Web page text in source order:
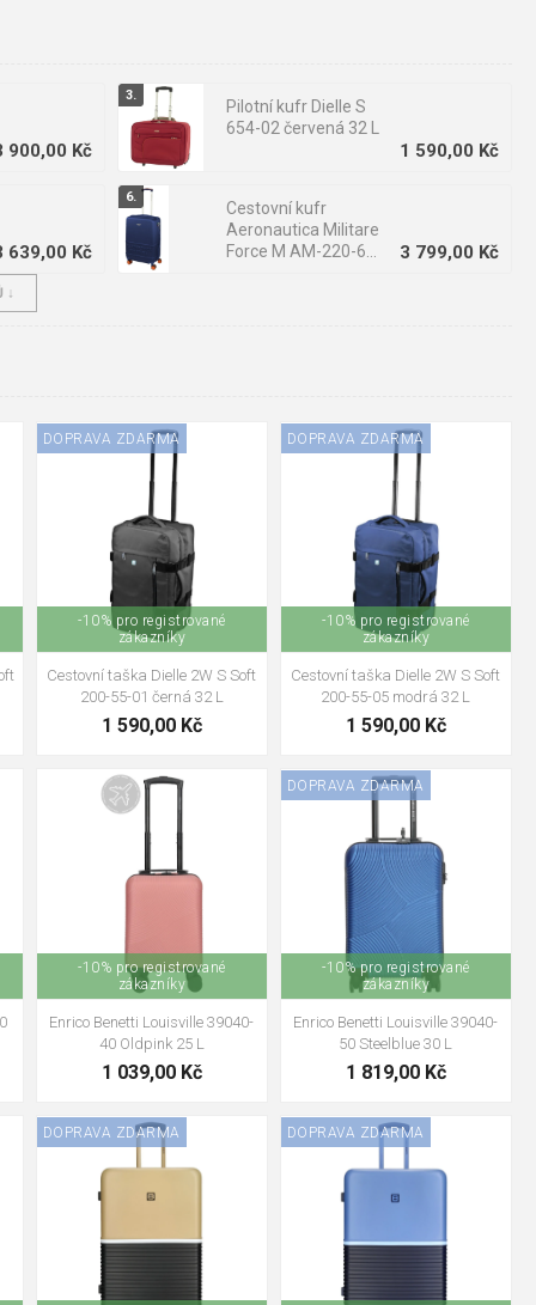
velký kufr s dostatečným objemem.
nárazy a vlhkostí.Textilní kufryjsou naopak pružnější, často
TSA zámkem a pevnou teleskopickou rukojetí. Právě
vlastní hmotnost kufru – každý ušetřený kilogram znamená
kufr 56–66 cm a na delší pobyty velký kufr 67–81 cm.
900,00 Kč
Pilotní kufr Dielle S
654-02 červená 32 L
1 590,00 Kč
639,00 Kč
Cestovní kufr
Aeronautica Militare
Force M AM-220-60-
3 799,00 Kč
↓
DOPRAVA ZDARMA
-10% pro registrované
zákazníky
Cestovní taška Dielle 2W S Soft
200-55-01 černá 32 L
1 590,00 Kč
DOPRAVA ZDARMA
-10% pro registrované
zákazníky
Cestovní taška Dielle 2W S Soft
200-55-05 modrá 32 L
1 590,00 Kč
-10% pro registrované
zákazníky
Enrico Benetti Louisville 39040-
40 Oldpink 25 L
1 039,00 Kč
DOPRAVA ZDARMA
-10% pro registrované
zákazníky
Enrico Benetti Louisville 39040-
50 Steelblue 30 L
1 819,00 Kč
DOPRAVA ZDARMA DOPRAVA ZDARMA